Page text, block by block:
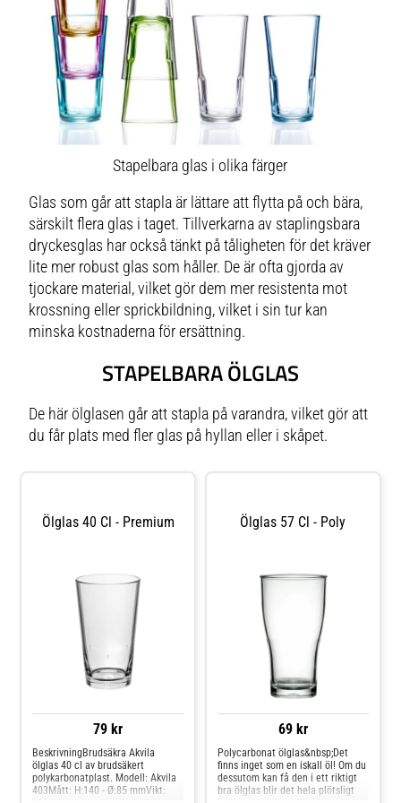
Stapelbara glas i olika färger
Glas som går att stapla är lättare att flytta på och bära,
särskilt flera glas i taget. Tillverkarna av staplingsbara
dryckesglas har också tänkt på tåligheten för det kräver
lite mer robust glas som håller. De är ofta gjorda av
tjockare material, vilket gör dem mer resistenta mot
krossning eller sprickbildning, vilket i sin tur kan
minska kostnaderna för ersättning.
STAPELBARA ÖLGLAS
De här ölglasen går att stapla på varandra, vilket gör att
du får plats med fler glas på hyllan eller i skåpet.
Ölglas 40 Cl - Premium
79 kr
BeskrivningBrudsäkra Akvila
ölglas 40 cl av brudsäkert
polykarbonatplast. Modell: Akvila
403Mått: H:140 - Ø:85 mmVikt:
Ölglas 57 Cl - Poly
69 kr
Polycarbonat ölglas&nbsp;Det
finns inget som en iskall öl! Om du
dessutom kan få den i ett riktigt
bra ölglas blir det hela plötsligt